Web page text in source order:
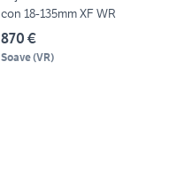
con 18-135mm XF WR
870 €
Soave(VR)